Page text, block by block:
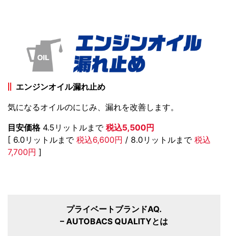
エンジンオイル漏れ止め
気になるオイルのにじみ、漏れを改善します。
目安価格4.5リットルまで 税込5,500円
[ 6.0リットルまで 税込6,600円 / 8.0リットルまで 税込
7,700円 ]
プライベートブランドAQ.
– AUTOBACS QUALITYとは